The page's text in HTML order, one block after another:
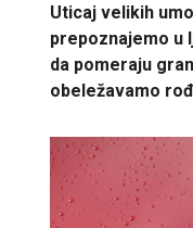
Uticaj velikih
prepoznajemo u
da pomeraju
obeležavamo